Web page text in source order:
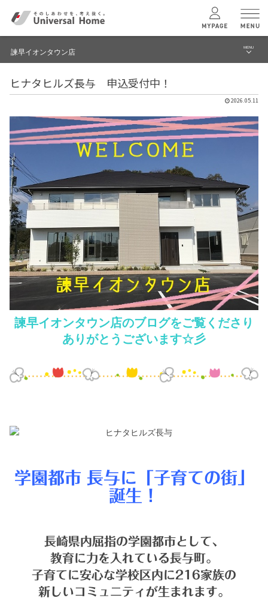
ユニバーサル ホームの特長
コンセプトプラン
建築実例
モデルハウス検索・見学予約
シミュレーション
キャンペーン・コラボ情報
家づくりの知識
企業情報
諫早イオンタウン店 MENU
ブログ
イベント
モデルハウス見学予約
諫早イオンタウン店 TOPへ
ヒナタヒルズ長与 申込受付中！
2026.05.11
諫早イオンタウン店のブログをご覧くださり
ありがとうございます☆彡
学園都市 長与に「子育ての街」
誕生！
長崎県内屈指の学園都市として、
教育に力を入れている長与町。
子育てに安心な学校区内に216家族の
新しいコミュニティが生まれます。